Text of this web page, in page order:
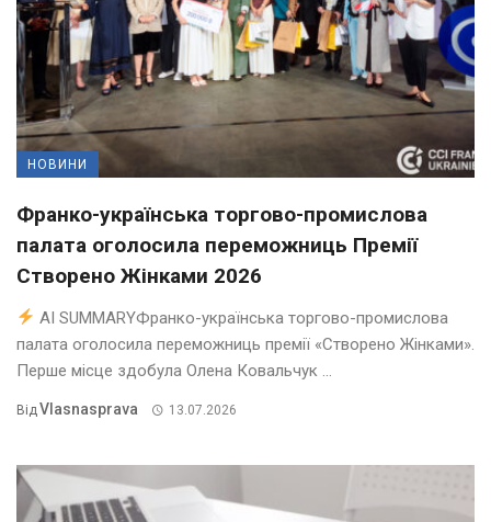
НОВИНИ
Франко-українська торгово-промислова
палата оголосила переможниць Премії
Створено Жінками 2026
AI SUMMARYФранко-українська торгово-промислова
палата оголосила переможниць премії «Створено Жінками».
Перше місце здобула Олена Ковальчук ...
ВідVlasnasprava 13.07.2026